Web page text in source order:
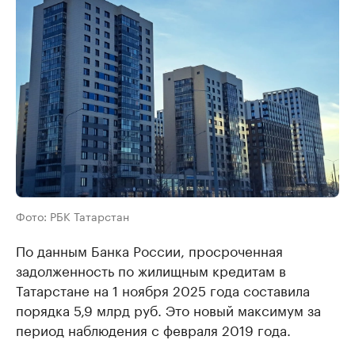
Фото: РБК Татарстан
По данным Банка России, просроченная
задолженность по жилищным кредитам в
Татарстане на 1 ноября 2025 года составила
порядка 5,9 млрд руб. Это новый максимум за
период наблюдения с февраля 2019 года.